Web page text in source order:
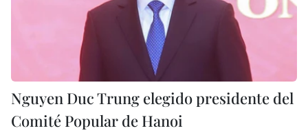
Nguyen Duc Trung elegido presidente del
Comité Popular de Hanoi